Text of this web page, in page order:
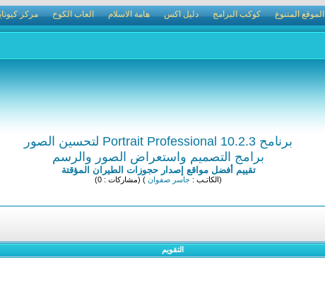
الموقع المتنوع كوكب البرامج دليل اكس هامة الاسلام العاب الكوخ مركز
برنامح Portrait Professional 10.2.3 لتحسين الصور
برامج التصميم واستعراض الصور والرسم
تقييم أفضل مواقع إصدار حجوزات الطيران المؤقتة
(الكاتـب : جاسر صفوان ) (مشاركات : 0)
التقويم